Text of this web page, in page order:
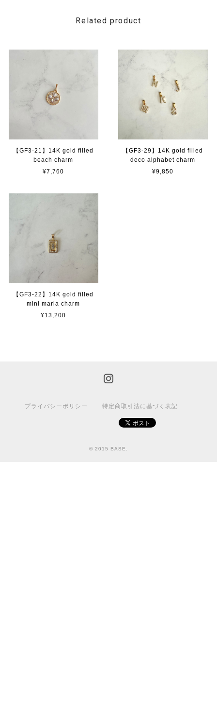
Related product
【GF3-21】14K gold filled
beach charm
¥7,760
【GF3-29】14K gold filled
deco alphabet charm
¥9,850
【GF3-22】14K gold filled
mini maria charm
¥13,200
プライバシーポリシー 特定商取引法に基づく表記
© 2015 BASE.